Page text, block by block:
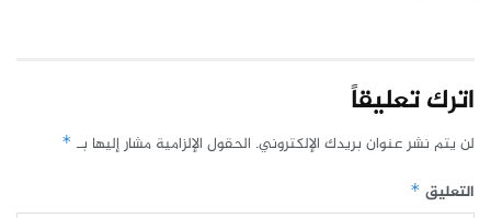
اترك تعليقاً
لن يتم نشر عنوان بريدك الإلكتروني. الحقول الإلزامية مشار إليها بـ *
التعليق *